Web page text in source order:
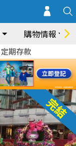
購物情報
定期存款